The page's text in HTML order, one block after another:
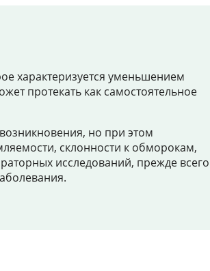
характеризуется уменьшением
протекать как самостоятельное
но при этом
склонности к обморокам,
исследований, прежде
кабинет
435-55-55
Записаться на приём